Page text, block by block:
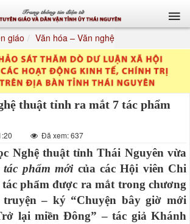
giáo Văn hóa – Văn nghệ
thuật tỉnh ra mắt 7 tác phẩm
Đã xem: 637
thuật tỉnh Thái Nguyên vừa
tác phẩm mới của các Hội viên Chi
phẩm được ra mắt trong chương
– ký “Chuyện bây giờ mới
lại miền Đông” – tác giả Khánh